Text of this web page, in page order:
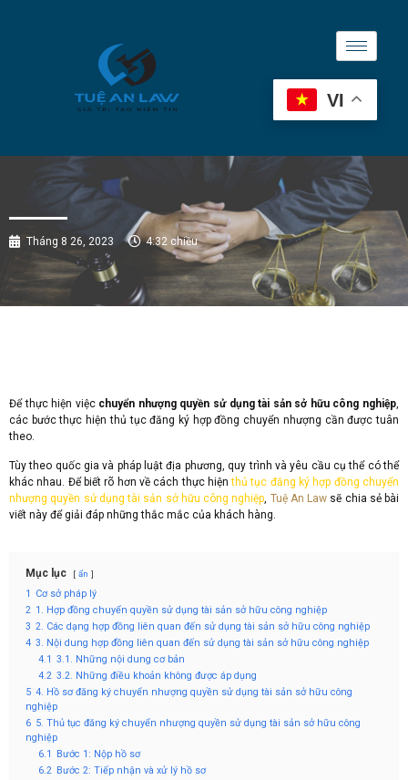
VI
Tháng 8 26, 2023 4:32 chiều
Để thực hiện việcchuyển nhượng quyền sử dụng tài sản sở hữu công nghiệp
các bước thực hiện thủ tục đăng ký hợp đồng chuyển nhượng cần được tuân
theo.
Tùy theo quốc gia và pháp luật địa phương, quy trình và yêu cầu cụ thể có thể
khác nhau. Để biết rõ hơn về cách thực hiện thủ tục đăng ký hợp đồng chuyển
nhượng quyền sử dụng tài sản sở hữu công nghiệp, Tuệ An Law sẽ chia sẻ bài
viết này để giải đáp những thắc mắc của khách hàng.
Mục lục ẩn
1
Cơ sở pháp lý
2 1. Hợp đồng chuyển quyền sử dụng tài sản sở hữu công nghiệp
3 2. Các dạng hợp đồng liên quan đến sử dụng tài sản sở hữu công nghiệp
4 3. Nội dung hợp đồng liên quan đến sử dụng tài sản sở hữu công nghiệp
4.1 3.1. Những nội dung cơ bản
4.2 3.2. Những điều khoản không được áp dụng
5 4. Hồ sơ đăng ký chuyển nhượng quyền sử dụng tài sản sở hữu công
nghiệp
6 5. Thủ tục đăng ký chuyển nhượng quyền sử dụng tài sản sở hữu công
nghiệp
6.1
Bước 1: Nộp hồ sơ
6.2 Bước 2: Tiếp nhận và xử lý hồ sơ